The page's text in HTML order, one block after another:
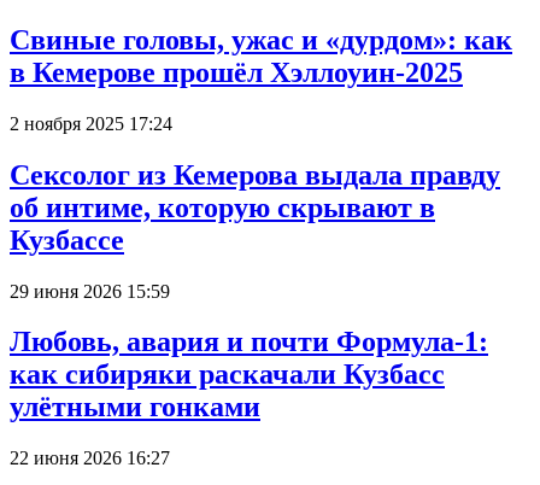
Свиные головы, ужас и «дурдом»: как
в Кемерове прошёл Хэллоуин-2025
2 ноября 2025 17:24
Сексолог из Кемерова выдала правду
об интиме, которую скрывают в
Кузбассе
29 июня 2026 15:59
Любовь, авария и почти Формула-1:
как сибиряки раскачали Кузбасс
улётными гонками
22 июня 2026 16:27